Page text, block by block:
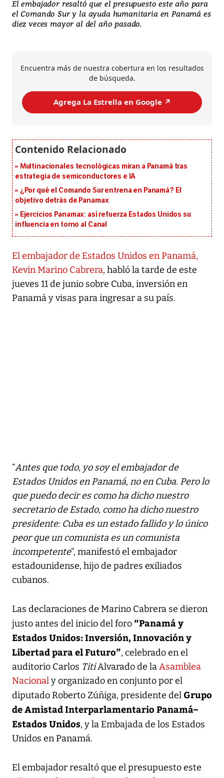
El embajador resaltó que el presupuesto este año para
el Comando Sur y la ayuda humanitaria en Panamá es
diez veces mayor al del año pasado.
Encuentra más de nuestra cobertura en los resultados
de búsqueda.
Agrega La Estrella en Google ↗️
Multinacionales tecnológicas miran a Panamá tras
estrategia de semiconductores e IA
¿Por qué el Comando Sur entrena en Panamá? El
objetivo detrás de Panamax
Ejercicios Panamax: así refuerza Estados Unidos su
influencia en torno al Canal
El embajador de Estados Unidos en Panamá,
Kevin Marino Cabrera, habló la tarde de este
jueves 11 de junio sobre Cuba, inversión en
Panamá y visas para ingresar a su país.
”Antes que todo, yo soy el embajador de
Estados Unidos en Panamá, no en Cuba. Pero lo
que puedo decir es como ha dicho nuestro
secretario de Estado, como ha dicho nuestro
presidente: Cuba es un estado fallido y lo único
peor que un comunista es un comunista
incompetente”, manifestó el embajador
estadounidense, hijo de padres exiliados
cubanos.
Las declaraciones de Marino Cabrera se dieron
justo antes del inicio del foro “Panamá y
Estados Unidos: Inversión, Innovación y
Libertad para el Futuro”, celebrado en el
auditorio Carlos TitiAlvarado de laAsamblea
Nacionaly organizado en conjunto por el
diputado Roberto Zúñiga, presidente del Grupo
de Amistad Interparlamentario Panamá–
Estados Unidos, y la Embajada de los Estados
Unidos en Panamá.
El embajador resaltó que el presupuesto este